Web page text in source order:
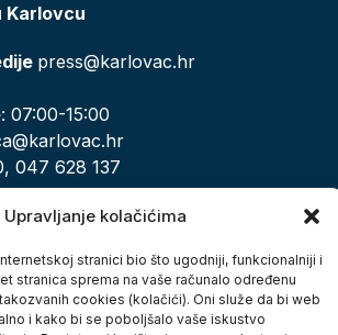
Upravljanje kolačićima
stranici bio što ugodniji, funkcionalniji i
stranica sprema na vaše računalo određenu
cookies (kolačići). Oni služe da bi web
i kako bi se poboljšalo vaše iskustvo
Karlovcu
press@karlovac.hr
: 07:00-15:00
047 628 137